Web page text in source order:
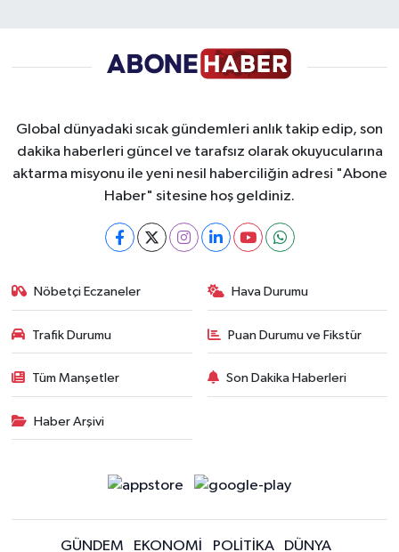
Global dünyadaki sıcak gündemleri anlık takip edip, son
dakika haberleri güncel ve tarafsız olarak okuyucularına
aktarma misyonu ile yeni nesil haberciliğin adresi "Abone
Haber" sitesine hoş geldiniz.
Nöbetçi Eczaneler Hava Durumu
Trafik Durumu Puan Durumu ve Fikstür
Tüm Manşetler Son Dakika Haberleri
Haber Arşivi
GÜNDEM EKONOMİ POLİTİKA DÜNYA